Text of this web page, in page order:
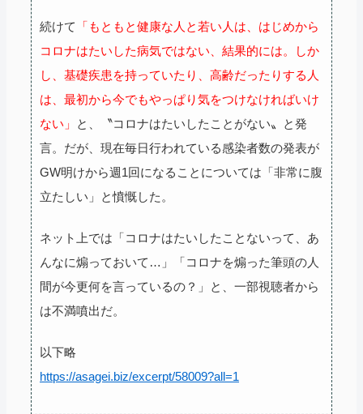
続けて
「もともと健康な人と若い人は、はじめから
コロナはたいした病気ではない、結果的には。しか
し、基礎疾患を持っていたり、高齢だったりする人
は、最初から今でもやっぱり気をつけなければいけ
ない」
と、〝コロナはたいしたことがない〟と発
言。だが、現在毎日行われている感染者数の発表が
GW明けから週1回になることについては「非常に腹
立たしい」と憤慨した。
ネット上では「コロナはたいしたことないって、あ
んなに煽っておいて…」「コロナを煽った筆頭の人
間が今更何を言っているの？」と、一部視聴者から
は不満噴出だ。
以下略
https://asagei.biz/excerpt/58009?all=1